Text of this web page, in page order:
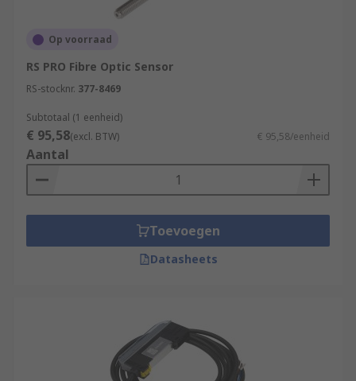
Dams
Heritage Structures
RS have to offer and order today for next day
delivery.
Op voorraad
RS PRO Fibre Optic Sensor
RS-stocknr. 377-8469
Subtotaal (1 eenheid)
€ 95,58(excl. BTW) € 95,58/eenheid
Aantal
Toevoegen
Datasheets